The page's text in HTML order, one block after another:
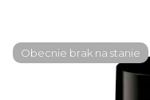
Obecnie brak na stanie